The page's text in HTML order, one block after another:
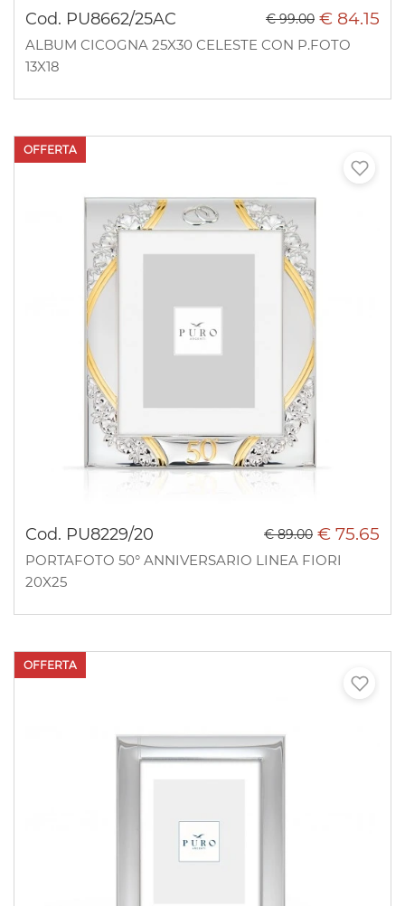
Cod. PU8662/25AC € 84.15
€ 99.00
ALBUM CICOGNA 25X30 CELESTE CON P.FOTO
13X18
Cod. PU8229/20 € 75.65
€ 89.00
PORTAFOTO 50° ANNIVERSARIO LINEA FIORI
20X25